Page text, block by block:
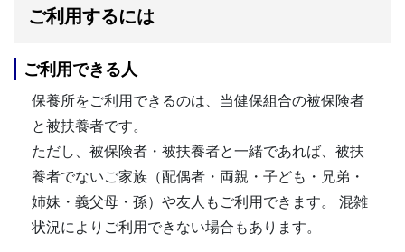
ご利用するには
ご利用できる人
保養所をご利用できるのは、当健保組合の被保険者
と被扶養者です。
ただし、被保険者・被扶養者と一緒であれば、被扶
養者でないご家族（配偶者・両親・子ども・兄弟・
姉妹・義父母・孫）や友人もご利用できます。 混雑
状況によりご利用できない場合もあります。